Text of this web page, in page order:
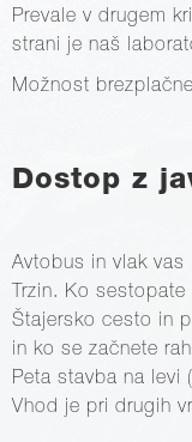
Prevale v drugem
strani je naš
Možnost
Dostop z
Avtobus in vlak
Trzin. Ko
Štajersko cesto in
in ko se začnete
Peta stavba na levi
Vhod je pri drugih